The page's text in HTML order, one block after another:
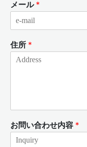
メール *
住所 *
お問い合わせ内容 *